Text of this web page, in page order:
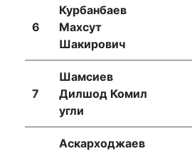
6
Курбанбаев
Махсут
Шакирович
7
Шамсиев
Дилшод Комил
угли
Аскарходжаев